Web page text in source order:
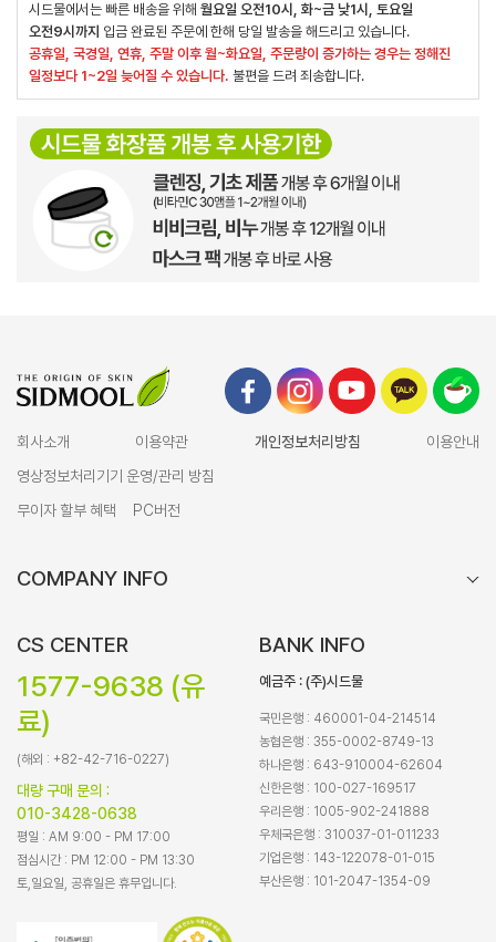
시드물에서는 빠른 배송을 위해 월요일 오전10시, 화~금 낮1시, 토요일
오전9시까지 입금 완료된 주문에 한해 당일 발송을 해드리고 있습니다.
공휴일, 국경일, 연휴, 주말 이후 월~화요일, 주문량이 증가하는 경우는 정해진
일정보다 1~2일 늦어질 수 있습니다. 불편을 드려 죄송합니다.
회사소개 이용약관 개인정보처리방침
이용안내
영상정보처리기기 운영/관리 방침
무이자 할부 혜택
PC버전
COMPANY INFO
CS CENTER
1577-9638 (유
료)
(해외 : +82-42-716-0227)
대량 구매 문의 :
010-3428-0638
평일 : AM 9:00 - PM 17:00
점심시간 : PM 12:00 - PM 13:30
토,일요일, 공휴일은 휴무입니다.
BANK INFO
예금주 : (주)시드물
국민은행 : 460001-04-214514
농협은행 : 355-0002-8749-13
하나은행 : 643-910004-62604
신한은행 : 100-027-169517
우리은행 : 1005-902-241888
우체국은행 : 310037-01-011233
기업은행 : 143-122078-01-015
부산은행 : 101-2047-1354-09